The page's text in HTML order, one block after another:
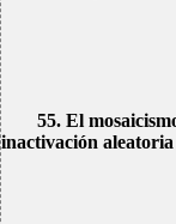
55. El
inactivación